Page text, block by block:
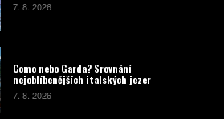
7. 8. 2026
Como nebo Garda? Srovnání
nejoblíbenějších italských jezer
7. 8. 2026